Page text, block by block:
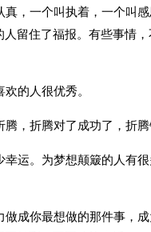
，一个叫执着，一个叫感
留住了福报。有些事情
的人很优秀。
折腾对了成功了，折腾
运。为梦想颠簸的人有很
成你最想做的那件事，成